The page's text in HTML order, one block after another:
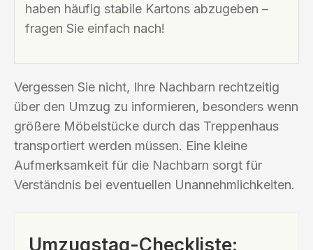
haben häufig stabile Kartons abzugeben –
fragen Sie einfach nach!
Vergessen Sie nicht, Ihre Nachbarn rechtzeitig
über den Umzug zu informieren, besonders wenn
größere Möbelstücke durch das Treppenhaus
transportiert werden müssen. Eine kleine
Aufmerksamkeit für die Nachbarn sorgt für
Verständnis bei eventuellen Unannehmlichkeiten.
Umzugstag-Checkliste: